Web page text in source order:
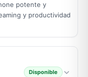
potente y
y productividad
Disponible